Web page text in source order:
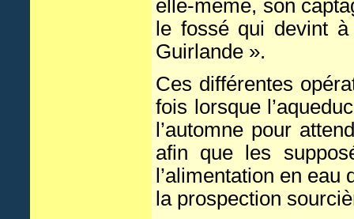
elle-même, son
le fossé qui devint
Guirlande ».
Ces différentes
fois lorsque
l’automne pour
afin que les
l’alimentation en
la prospection